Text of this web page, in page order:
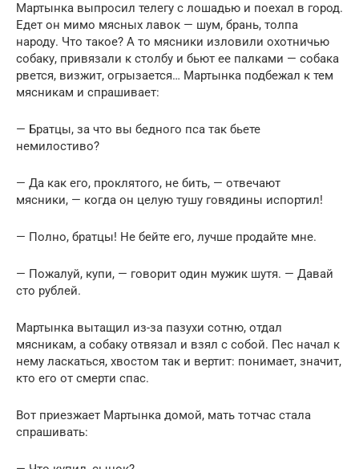
Мартынка выпросил телегу с лошадью и поехал в город.
Едет он мимо мясных лавок — шум, брань, толпа
народу. Что такое? А то мясники изловили охотничью
собаку, привязали к столбу и бьют ее палками — собака
рвется, визжит, огрызается… Мартынка подбежал к тем
мясникам и спрашивает:
— Братцы, за что вы бедного пса так бьете
немилостиво?
— Да как его, проклятого, не бить, — отвечают
мясники, — когда он целую тушу говядины испортил!
— Полно, братцы! Не бейте его, лучше продайте мне.
— Пожалуй, купи, — говорит один мужик шутя. — Давай
сто рублей.
Мартынка вытащил из-за пазухи сотню, отдал
мясникам, а собаку отвязал и взял с собой. Пес начал к
нему ласкаться, хвостом так и вертит: понимает, значит,
кто его от смерти спас.
Вот приезжает Мартынка домой, мать тотчас стала
спрашивать: